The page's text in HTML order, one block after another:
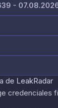
credenciales